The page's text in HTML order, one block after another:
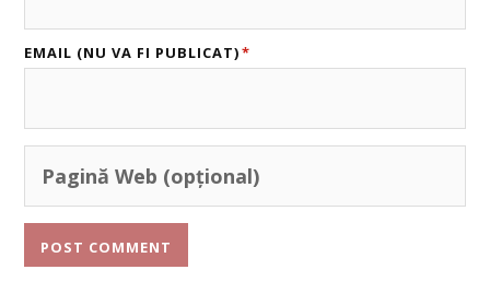
EMAIL (NU VA FI PUBLICAT)*